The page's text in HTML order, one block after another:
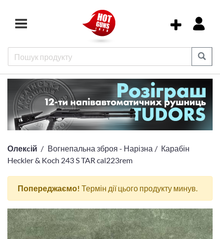
Олекcій Вогнепальна зброя - Нарізна
Карабін
Heckler & Koch 243 S TAR cal223rem
Попереджаємо! Термін дії цього продукту минув.